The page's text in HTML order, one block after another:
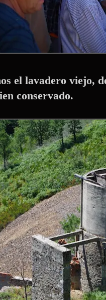
el lavadero viejo,
conservado.